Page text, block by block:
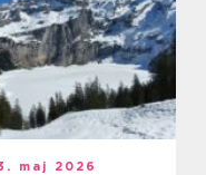
maj 2026